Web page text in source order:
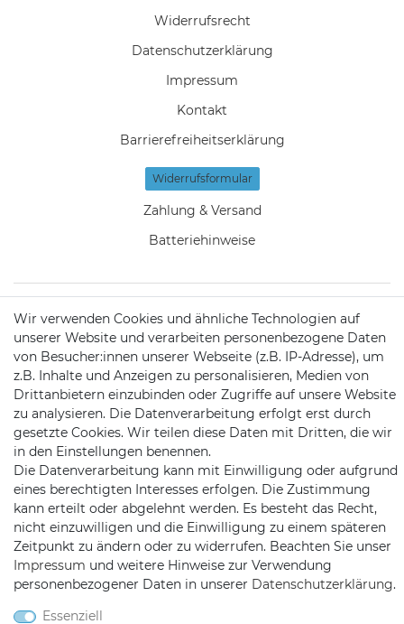
Widerrufs­recht
Daten­schutz­erklärung
Impressum
Kontakt
Barrierefreiheitserklärung
Widerrufs­formular
Zahlung & Versand
Batteriehinweise
KONTAKT
Telefon:09721 / 9453362
Mail:
info@satshopping.de
Kopenhagenstr. 4
97424 Schweinfurt
Wir verwenden Cookies und ähnliche Technologien auf
unserer Website und verarbeiten personenbezogene Daten
von Besucher:innen unserer Webseite (z.B. IP-Adresse), um
z.B. Inhalte und Anzeigen zu personalisieren, Medien von
Drittanbietern einzubinden oder Zugriffe auf unsere Website
zu analysieren. Die Datenverarbeitung erfolgt erst durch
gesetzte Cookies. Wir teilen diese Daten mit Dritten, die wir
in den Einstellungen benennen.
Die Datenverarbeitung kann mit Einwilligung oder aufgrund
eines berechtigten Interesses erfolgen. Die Zustimmung
kann erteilt oder abgelehnt werden. Es besteht das Recht,
nicht einzuwilligen und die Einwilligung zu einem späteren
Zeitpunkt zu ändern oder zu widerrufen. Beachten Sie unser
Impressum und weitere Hinweise zur Verwendung
personenbezogener Daten in unserer Daten­schutz­erklärung.
Essenziell